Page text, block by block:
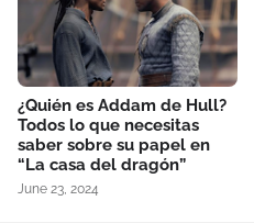
¿Quién es Addam de Hull?
Todos lo que necesitas
saber sobre su papel en
“La casa del dragón”
June 23, 2024